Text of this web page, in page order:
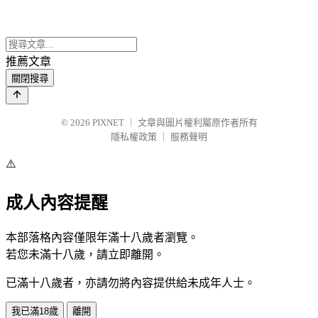
推薦文章
關閉搜尋
© 2026 PIXNET
文章與圖片權利屬原作者所有
隱私權政策
服務聲明
⚠️
成人內容提醒
本部落格內容僅限年滿十八歲者瀏覽。
若您未滿十八歲，請立即離開。
已滿十八歲者，亦請勿將內容提供給未成年人士。
我已滿18歲 離開